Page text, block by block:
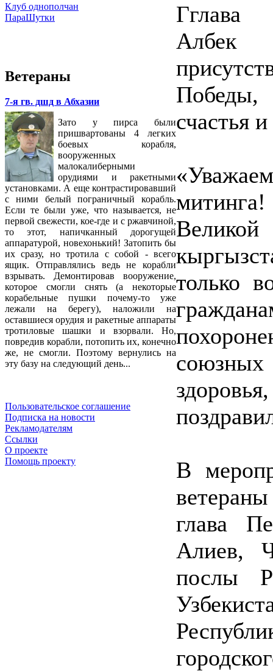
Клуб однополчан
ПараШутки
Ветераны
7-я гв. дшд в Абхазии
Зато у пирса были
пришвартованы 4 легких
боевых корабля,
вооруженных
малокалиберными
орудиями и ракетными
установками. А еще контрастировавший
с ними белый пограничный корабль.
Если те были уже, что называется, не
первой свежести, кое-где и с ржавчиной,
то этот, напичканный дорогущей
аппаратурой, новехонький! Затопить бы
их сразу, но тротила с собой - всего
ящик. Отправлялись ведь не корабли
взрывать. Демонтировав вооружение,
которое смогли снять (а некоторые
корабельные пушки почему-то уже
лежали на берегу), наложили на
оставшиеся орудия и ракетные аппараты
тротиловые шашки и взорвали. Но,
повредив корабли, потопить их, конечно
же, не смогли. Поэтому вернулись на
эту базу на следующий день...
Пользовательское соглашение
Подписка на новости
Рекламодателям
Ссылки
О проекте
Помощь проекту
Гглава
Победы,
счастья
только
В
глава
Алиев,
послы